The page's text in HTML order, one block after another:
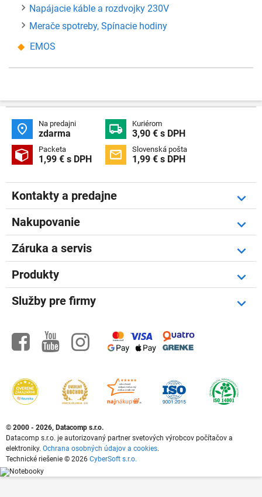
Napájacie káble a rozdvojky 230V
Merače spotreby, Spínacie hodiny
EMOS
 Na predajni
zdarma  Kuriérom
3,90 € s DPH
 Packeta
1,99 € s DPH  Slovenská pošta
1,99 € s DPH
Kontakty a predajne
Nakupovanie
Záruka a servis
Produkty
Služby pre firmy
  
© 2000 - 2026, Datacomp s.r.o.
Datacomp s.r.o. je autorizovaný partner svetových výrobcov počítačov a
elektroniky. Ochrana osobných údajov a cookies.
Technické riešenie © 2026 CyberSoft s.r.o.